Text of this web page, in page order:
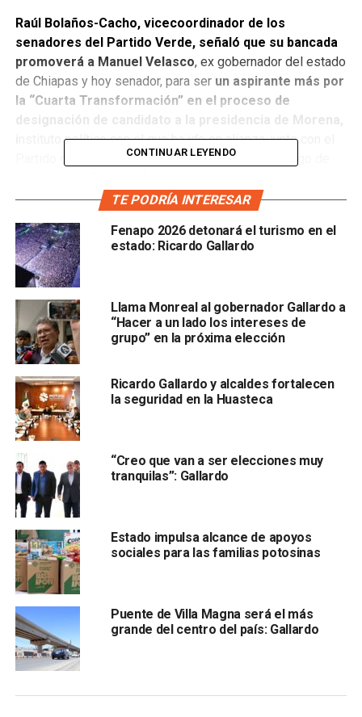
Raúl Bolaños-Cacho, vicecoordinador de los
senadores del Partido Verde, señaló que su bancada
promoverá a Manuel Velasco, ex gobernador del estado
de Chiapas y hoy senador, para serun aspirante más por
la “Cuarta Transformación” en el proceso de
designación de candidato a la presidencia de Morena,
nstituto político con el que ha ido en alianza, junto con el
Partido del Trabajo, en las últimas elecciones. Luego de
San Luis Potosí, dio a conocer que apoyará dicha
“Manuel Velasco es mi compadre, es mi amigo, lo
quiero mucho, lo adoro y si él quiere ir de presidente
yo lo voy a apoyar”, afirmó el gobernador
durante una rueda de prensa.
Velasco competiría en la encuesta interna de Morena
como el presentable del Partido Verde Justo a:
Sheinbaum, jefa de gobierno de la Ciudad de México;
Marcelo Ebrard, secretario de Relaciones Exteriores
(SRE) y Adán Augusto López, secretario de
Gobernación (Segob
representante del Partido del Trabajo.
El senador adelantó que es
la convocatoria para participar en los procesos de
definición de candidatura para encabezar una agenda
CONTINUAR LEYENDO
TE PODRÍA INTERESAR
Fenapo 2026 detonará el turismo en el
estado: Ricardo Gallardo
Llama Monreal al gobernador Gallardo a
“Hacer a un lado los intereses de
grupo” en la próxima elección
Ricardo Gallardo y alcaldes fortalecen
la seguridad en la Huasteca
“Creo que van a ser elecciones muy
tranquilas”: Gallardo
Estado impulsa alcance de apoyos
sociales para las familias potosinas
Puente de Villa Magna será el más
grande del centro del país: Gallardo